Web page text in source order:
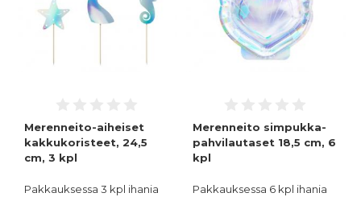
Merenneito-aiheiset
kakkukoristeet, 24,5
cm, 3 kpl
Pakkauksessa 3 kpl ihania
Merenneito simpukka-
pahvilautaset 18,5 cm, 6
kpl
Pakkauksessa 6 kpl ihania